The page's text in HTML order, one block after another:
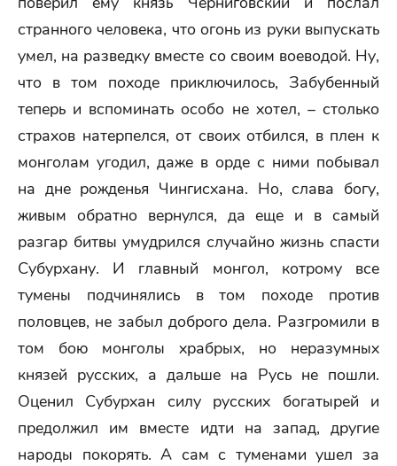
странного человека, что огонь из руки выпускать
умел, на разведку вместе со своим воеводой. Ну,
что в том походе приключилось, Забубенный
теперь и вспоминать особо не хотел, – столько
страхов натерпелся, от своих отбился, в плен к
монголам угодил, даже в орде с ними побывал
на дне рожденья Чингисхана. Но, слава богу,
живым обратно вернулся, да еще и в самый
разгар битвы умудрился случайно жизнь спасти
Субурхану. И главный монгол, котрому все
тумены подчинялись в том походе против
половцев, не забыл доброго дела. Разгромили в
том бою монголы храбрых, но неразумных
князей русских, а дальше на Русь не пошли.
Оценил Субурхан силу русских богатырей и
предолжил им вместе идти на запад, другие
народы покорять. А сам с туменами ушел за